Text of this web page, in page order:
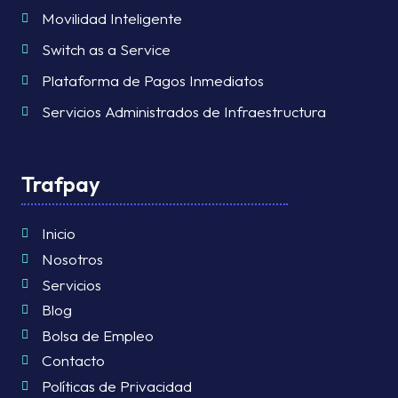
Movilidad Inteligente
Switch as a Service
Plataforma de Pagos Inmediatos
Servicios Administrados de Infraestructura
Trafpay
Inicio
Nosotros
Servicios
Blog
Bolsa de Empleo
Contacto
Políticas de Privacidad